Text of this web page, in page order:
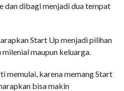
dan dibagi menjadi dua tempat
Start Up menjadi pilihan
maupun keluarga.
memulai, karena memang Start
bisa makin